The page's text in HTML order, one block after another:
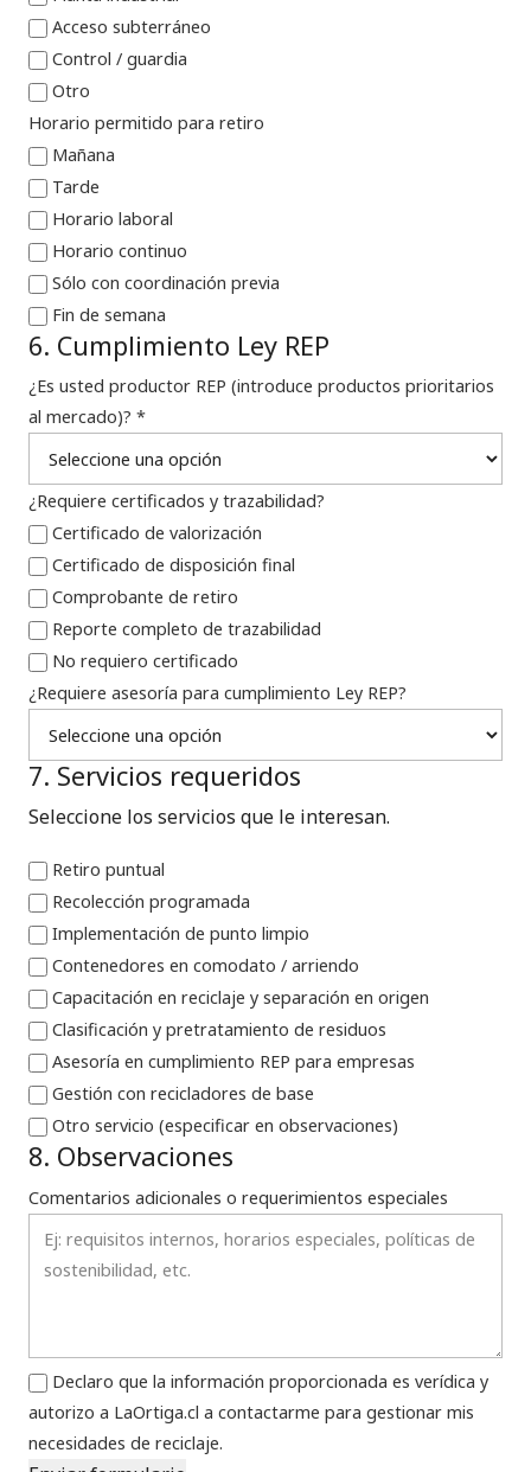
Acceso subterráneo
Control / guardia
Otro
Horario permitido para retiro
Mañana
Tarde
Horario laboral
Horario continuo
Sólo con coordinación previa
Fin de semana
6. Cumplimiento Ley REP
¿Es usted productor REP (introduce productos prioritarios
al mercado)? *
¿Requiere certificados y trazabilidad?
Certificado de valorización
Certificado de disposición final
Comprobante de retiro
Reporte completo de trazabilidad
No requiero certificado
¿Requiere asesoría para cumplimiento Ley REP?
7. Servicios requeridos
Seleccione los servicios que le interesan.
Retiro puntual
Recolección programada
Implementación de punto limpio
Contenedores en comodato / arriendo
Capacitación en reciclaje y separación en origen
Clasificación y pretratamiento de residuos
Asesoría en cumplimiento REP para empresas
Gestión con recicladores de base
Otro servicio (especificar en observaciones)
8. Observaciones
Comentarios adicionales o requerimientos especiales
autorizo a LaOrtiga.cl a contactarme para gestionar mis
necesidades de reciclaje.